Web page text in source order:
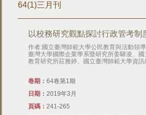
64(1)三月刊
以校務研究觀點探討行政管考制
作者:國立臺灣師範大學公民教育與活動領
臺灣大學國際企業學系暨研究所姜驊凌、
教育研究所莊雅婷、國立臺灣師範大學資
卷期：64卷第1期
日期：2019年3月
頁碼：241-265